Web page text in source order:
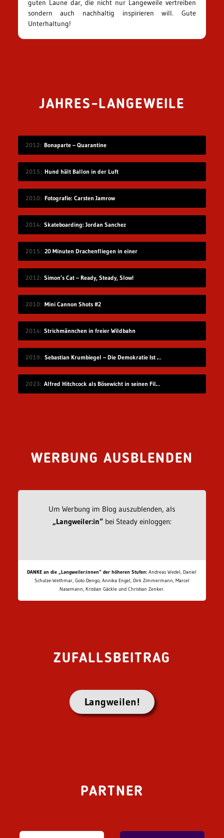
guten Laune dar, die nicht nur Langeweile vertreiben
sondern auch nachhaltig inspirieren will. Gute
Unterhaltung!
JAHRES-LANGEWEILE
2012 Bonaparte – Quarantine
2015 Hund hält Ballon in der Luft
2010 Fotografie: Carsten Jamrow
2014 Skateboarding: Jordan Sanchez
2015 20 Minuten Drachenfliegen in einer
2012 Simon’s Cat – Ready, Steady, Slow!
2010 Mini Cannon Shots #2
2014 Strichmännchen in freier Wildbahn
2019 Sebastian Krumbiegel – Die Demokratie Ist Weiblich
2023 Alfred Hitchcock als Bösewicht in seinen Filmen
WERBUNG AUSBLENDEN
Um Werbung im Blog auszublenden, als
„Langweiler:in“bei Steady einloggen:
DANKE an die „Langweiler:innen“ der höheren Stufen: Andreas Wedel, Daniel
Schulze-Wethmar, Goto Dengo, Annika Engel, Dirk Zimmermann, Marcel
Nasemann, Kristian Gäckle und Christian Zenker.
ZUFALLSBEITRAG
Langweilen!
PARTNER